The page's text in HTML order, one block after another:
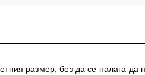
размер, без да се налага да